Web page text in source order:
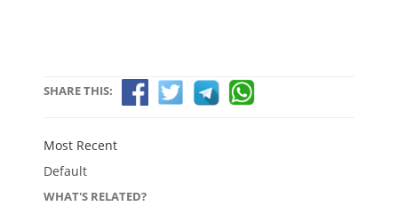
SHARE THIS:
Most Recent
Default
WHAT'S RELATED?